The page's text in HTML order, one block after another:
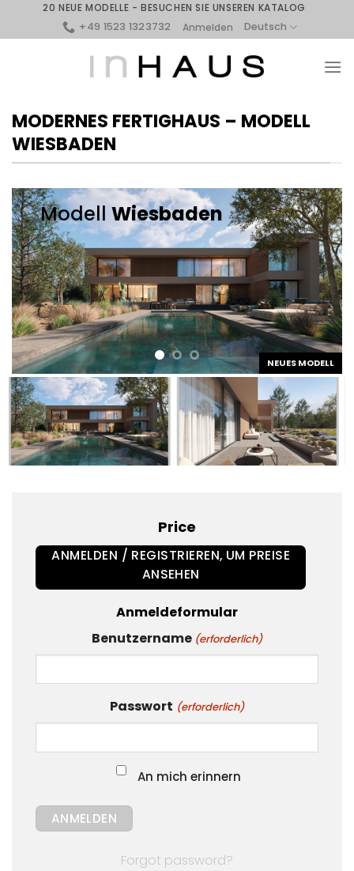
20 NEUE MODELLE - BESUCHEN SIE UNSEREN KATALOG
+49 1523 1323732
Anmelden Deutsch
MODERNES FERTIGHAUS – MODELL
WIESBADEN
Modell Wiesbaden
NEUES MODELL
Price
ANMELDEN / REGISTRIEREN, UM PREISE
ANSEHEN
Anmeldeformular
Benutzername (erforderlich)
Passwort (erforderlich)
An mich erinnern
Forgot password?